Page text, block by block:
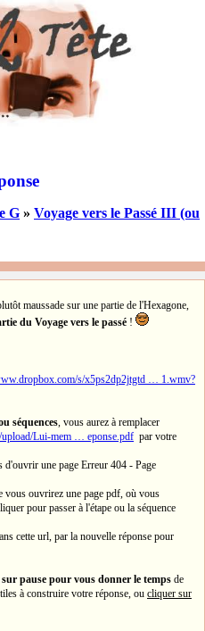
G » Voyage vers le Passé III (ou
maussade sur une partie de l'Hexagone,
du Voyage vers le passé !
s/x5ps2dp2jtgtd … 1.wmv?
séquences , vous aurez à remplacer
Lui-mem … eponse.pdf par votre
d'ouvrir une page Erreur 404 - Page
vous ouvrirez une page pdf, où vous
pour passer à l'étape ou la séquence
cette url, par la nouvelle réponse pour
sur pause pour vous donner le temps de
à construire votre réponse, ou cliquer sur